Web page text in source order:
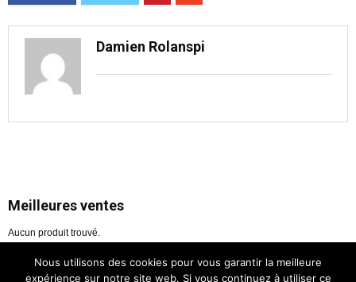
Damien Rolanspi
Meilleures ventes
Aucun produit trouvé.
Nous utilisons des cookies pour vous garantir la meilleure
expérience sur notre site web. Si vous continuez à utiliser ce